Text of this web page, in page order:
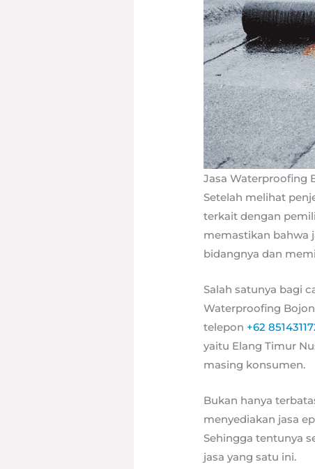
Jasa Waterproofing
Setelah melihat
terkait dengan
memastikan bahwa
bidangnya dan
Salah satunya bagi
Waterproofing
telepon +62
yaitu Elang Timur
masing konsumen.
Bukan hanya
menyediakan jasa
Sehingga tentunya
jasa yang satu ini.